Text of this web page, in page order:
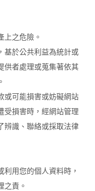
上之危險。
基於公共利益為統計或
供者處理或蒐集著依其
或可能損害或妨礙網站
受損害時，經網站管理
辨識、聯絡或採取法律
用您的個人資料時，
之責。